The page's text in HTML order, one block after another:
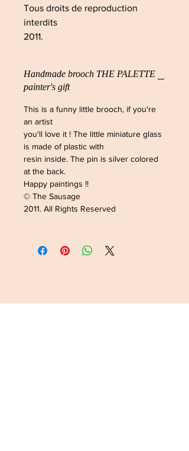
Tous droits de reproduction
interdits
2011.
Handmade brooch THE PALETTE
painter's gift
This is a funny little brooch, if you're
an artist
you'll love it ! The little miniature glass
is made of plastic with
resin inside. The pin is silver colored
at the back.
Happy paintings !!
© The Sausage
2011. All Rights Reserved